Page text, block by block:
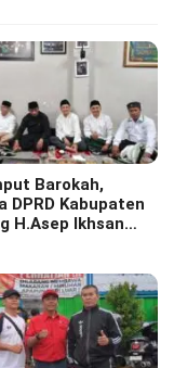
Barokah,
DPRD Kabupaten
H.Asep Ikhsan
Hadiri Haul Akbar
Cipasung.